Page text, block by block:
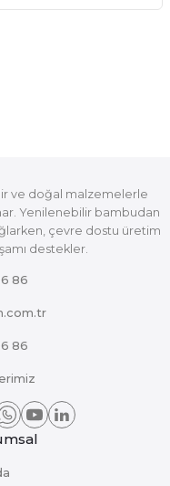
ve doğal malzemelerle
Yenilenebilir bambudan
çevre dostu üretim
destekler.
86
86